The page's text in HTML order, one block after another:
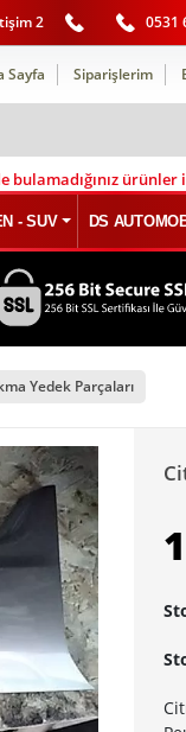
2 0531
Sayfa Siparişlerim
bulamadığınız ürünler
- SUV DS
Yedek Parçaları